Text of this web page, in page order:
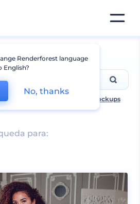
incluyen logo mockups
para:
Renderforest language
English?
No, thanks